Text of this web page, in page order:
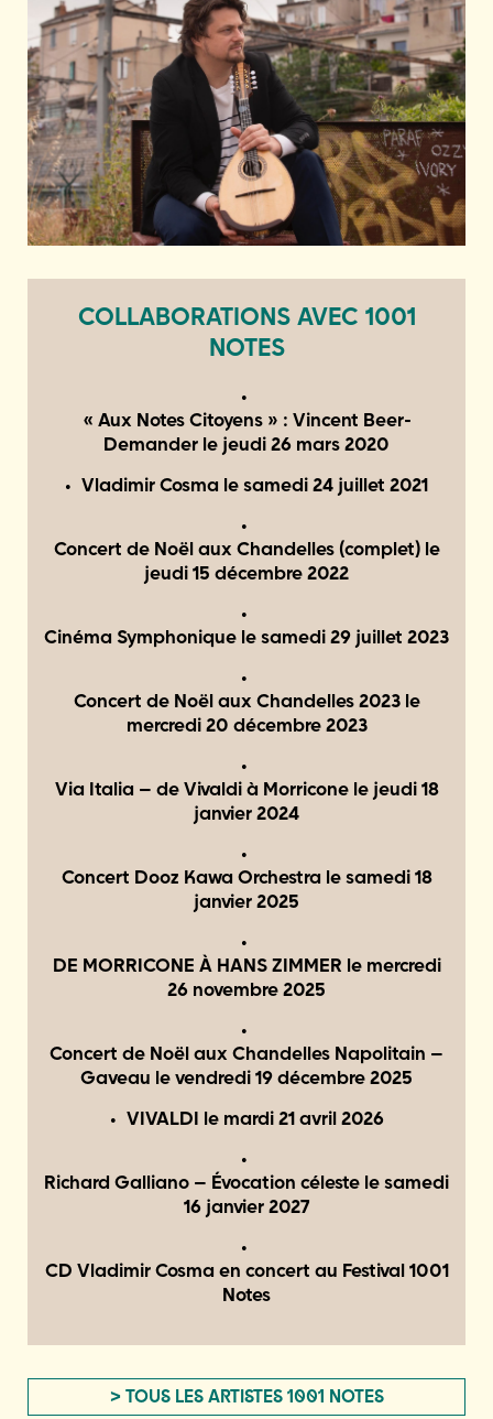
COLLABORATIONS AVEC 1001
NOTES
« Aux Notes Citoyens » : Vincent Beer-
Demander le jeudi 26 mars 2020
Vladimir Cosma lesamedi 24 juillet 2021
Concert de Noël aux Chandelles (complet) le
jeudi 15 décembre 2022
Cinéma Symphonique lesamedi 29 juillet 2023
Concert de Noël aux Chandelles 2023 le
mercredi 20 décembre 2023
Via Italia – de Vivaldi à Morricone le jeudi 18
janvier 2024
Concert Dooz Kawa Orchestra lesamedi 18
janvier 2025
DE MORRICONE À HANS ZIMMER le mercredi
26 novembre 2025
Concert de Noël aux Chandelles Napolitain –
Gaveau levendredi 19 décembre 2025
VIVALDI le mardi 21 avril 2026
Richard Galliano – Évocation céleste lesamedi
16 janvier 2027
CD Vladimir Cosma en concert au Festival 1001
Notes
> TOUS LES ARTISTES 1001 NOTES